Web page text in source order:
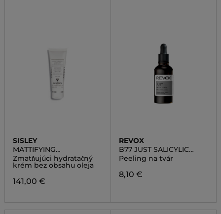
SISLEY
MATTIFYING
MOISTURIZING SKIN
CARE WITH TROPICAL
RESINS
Zmatňujúci hydratačný
krém bez obsahu oleja
141,00 €
REVOX
B77 JUST SALICYLIC
ACID 2%
Peeling na tvár
8,10 €